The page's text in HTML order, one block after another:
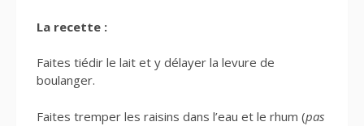
La recette :
Faites tiédir le lait et y délayer la levure de
boulanger.
Faites tremper les raisins dans l’eau et le rhum (pas